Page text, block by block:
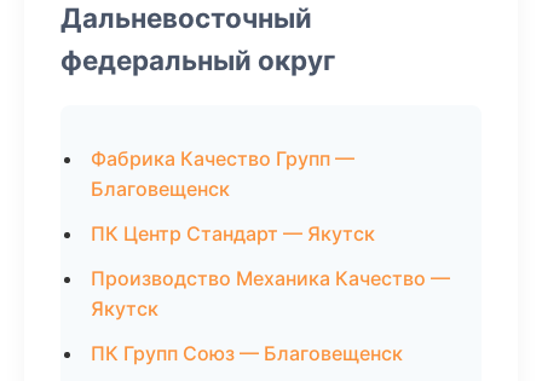
Дальневосточный
федеральный округ
Фабрика Качество Групп —
Благовещенск
ПК Центр Стандарт — Якутск
Производство Механика Качество —
Якутск
ПК Групп Союз — Благовещенск